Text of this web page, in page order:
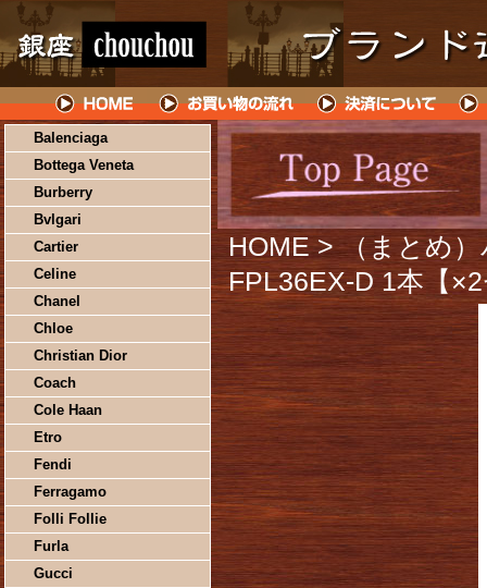
Balenciaga
Bottega Veneta
Burberry
Bvlgari
Cartier
Celine
Chanel
Chloe
Christian Dior
Coach
Cole Haan
Etro
Fendi
Ferragamo
Folli Follie
Furla
Gucci
HOME > （まとめ
FPL36EX-D 1本【